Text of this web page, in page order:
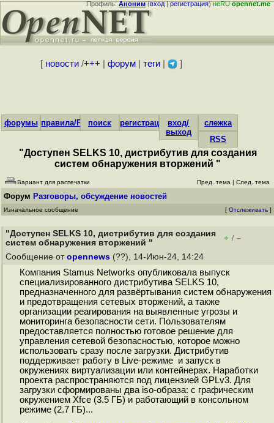
Профиль:Аноним(вход|регистрация)неRUopennet.me
[ новости/+++ форум| теги| ]
форумы правила/FAQпоиск регистрациявход/
выход
слежка
RSS
"Доступен SELKS 10, дистрибутив для создания
систем обнаружения вторжений "
Вариант для распечатки Пред. тема | След. тема
Форум Разговоры, обсуждение новостей
Изначальное сообщение [ Отслеживать ]
"Доступен SELKS 10, дистрибутив для создания
систем обнаружения вторжений "
+ / –
Сообщение от opennews (??), 14-Июн-24, 14:24
Компания Stamus Networks опубликовала выпуск
специализированного дистрибутива SELKS 10,
предназначенного для развёртывания систем обнаружения
и предотвращения сетевых вторжений, а также
организации реагирования на выявленные угрозы и
мониторинга безопасности сети. Пользователям
предоставляется полностью готовое решение для
управления сетевой безопасностью, которое можно
использовать сразу после загрузки. Дистрибутив
поддерживает работу в Live-режиме и запуск в
окружениях виртуализации или контейнерах. Наработки
проекта распространяются под лицензией GPLv3. Для
загрузки сформированы два iso-образа: с графическим
окружением Xfce (3.5 ГБ) и работающий в консольном
режиме (2.7 ГБ)...